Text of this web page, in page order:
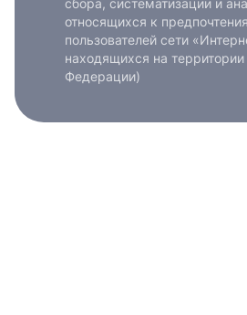
сбора, систематизации и
относящихся к
пользователей сети
находящихся на
Федерации)